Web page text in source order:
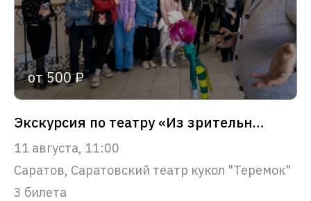
от 500 ₽
Экскурсия по театру «Из зрительного зала – в сердце театра»
11 августа, 11:00
Саратов, Саратовский театр кукол "Теремок"
3 билета